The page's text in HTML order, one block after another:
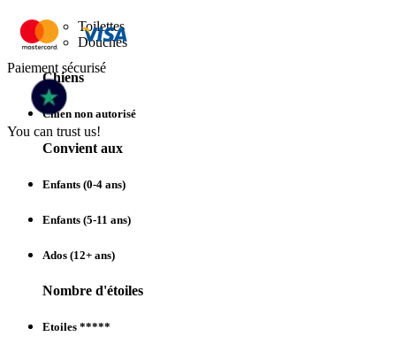
Toilettes
Douches
Chiens
Chien non autorisé
Convient aux
Enfants (0-4 ans)
Enfants (5-11 ans)
Ados (12+ ans)
Nombre d'étoiles
Etoiles *****
Paiement sécurisé
You can trust us!